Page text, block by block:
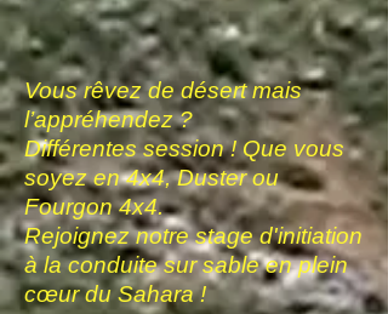
Vous rêvez de désert mais
l’appréhendez ?
Différentes session ! Que vous
soyez en 4x4, Duster ou
Fourgon 4x4.
Rejoignez notre stage d'initiation
à la conduite sur sable en plein
cœur du Sahara !